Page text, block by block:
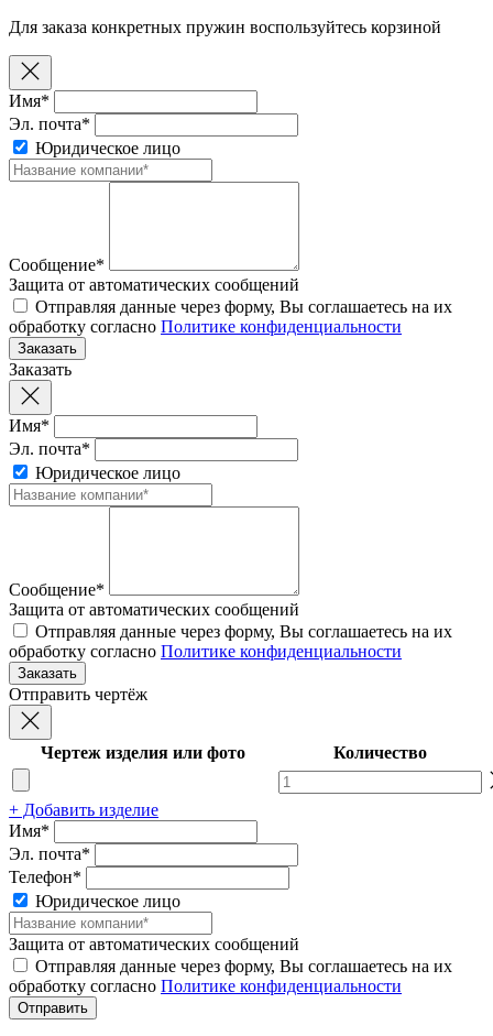
Для заказа конкретных пружин воспользуйтесь корзиной
Имя*
Эл. почта*
Юридическое лицо
Сообщение*
Защита от автоматических сообщений
Отправляя данные через форму, Вы соглашаетесь на их
обработку согласно Политике конфиденциальности
Заказать
Имя*
Эл. почта*
Юридическое лицо
Сообщение*
Защита от автоматических сообщений
Отправляя данные через форму, Вы соглашаетесь на их
обработку согласно Политике конфиденциальности
Отправить чертёж
Чертеж изделия или фото Количество
+ Добавить изделие
Имя*
Эл. почта*
Телефон*
Юридическое лицо
Защита от автоматических сообщений
Отправляя данные через форму, Вы соглашаетесь на их
обработку согласно Политике конфиденциальности